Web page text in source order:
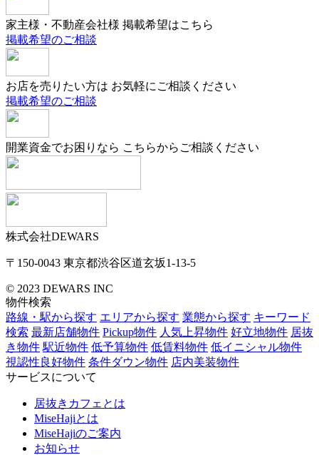
家主様・不動産会社様 掲載希望はこちら
掲載希望のご相談
お店を売りたい方は お気軽にご相談ください
掲載希望のご相談
開業資金でお困りなら こちらからご相談ください
株式会社DEWARS
〒150-0043 東京都渋谷区道玄坂1-13-5
© 2023 DEWARS INC
物件検索
路線・駅から探す エリアから探す 業態から探す キーワード
検索 最新店舗物件 Pickup物件 人気上昇物件 好立地物件 居抜
き物件 駅近物件 低予算物件 低賃料物件 低イニシャル物件
視認性良好物件 条件ダウン物件 店内美装物件
サービスについて
居抜きカフェとは
MiseHajiとは
MiseHajiのご案内
お知らせ